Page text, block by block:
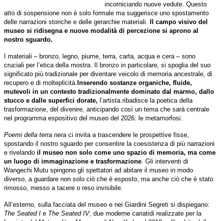
incorniciando nuove vedute. Questo
atto di sospensione non è solo formale ma suggerisce uno spostamento
delle narrazioni storiche e delle gerarchie materiali.
Il campo visivo del
museo si ridisegna e nuove modalità di percezione si aprono al
nostro sguardo.
I materiali – bronzo, legno, piume, terra, carta, acqua e cera – sono
cruciali per l’etica della mostra. Il bronzo in particolare, si spoglia del suo
significato più tradizionale per diventare veicolo di memoria ancestrale, di
recupero e di molteplicità. Inserendo sostanze organiche, fluide,
mutevoli in un contesto tradizionalmente dominato dal marmo, dallo
stucco e dalle superfici dorate, l’artista ribadisce la poetica della
trasformazione, del divenire, anticipando così un tema che sarà centrale
nel programma espositivo del museo del 2026: le metamorfosi.
Poemi della terra nera ci invita a trascendere le prospettive fisse,
spostando il nostro sguardo per consentire la coesistenza di più narrazioni
e rivelando il museo non solo come uno spazio di memoria, ma come
un luogo di immaginazione e trasformazione. Gli interventi di
Wangechi Mutu spingono gli spettatori ad abitare il museo in modo
diverso, a guardare non solo ciò che è esposto, ma anche ciò che è stato
rimosso, messo a tacere o reso invisibile.
All’esterno, sulla facciata del museo e nei Giardini Segreti si dispiegano:
The Seated I e The Seated IV, due moderne cariatidi realizzate per la